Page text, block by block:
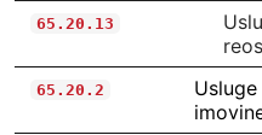
65.20.13
65.20.2